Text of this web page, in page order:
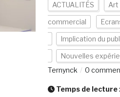
ACTUALITÉS Art
commercial
Implication du
Nouvelles
Ternynck
0
Temps de lecture